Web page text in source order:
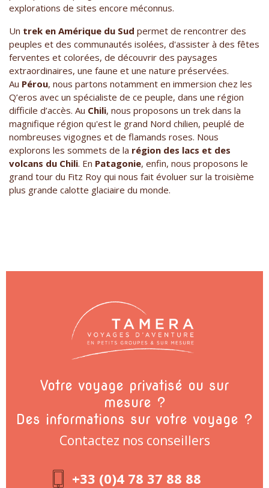
explorations de sites encore méconnus.
Un trek en Amérique du Sud permet de rencontrer des
peuples et des communautés isolées, d'assister à des fêtes
ferventes et colorées, de découvrir des paysages
extraordinaires, une faune et une nature préservées.
Au Pérou, nous partons notamment en immersion chez les
Q’eros avec un spécialiste de ce peuple, dans une région
difficile d’accès. Au Chili, nous proposons un trek dans la
magnifique région qu'est le grand Nord chilien, peuplé de
nombreuses vigognes et de flamands roses. Nous
explorons les sommets de la région des lacs et des
volcans du Chili. En Patagonie, enfin, nous proposons le
grand tour du Fitz Roy qui nous fait évoluer sur la troisième
plus grande calotte glaciaire du monde.
Votre voyage privatisé ou sur
mesure ?
Des informations sur votre voyage ?
Contactez nos conseillers
+33 (0)4 78 37 88 88